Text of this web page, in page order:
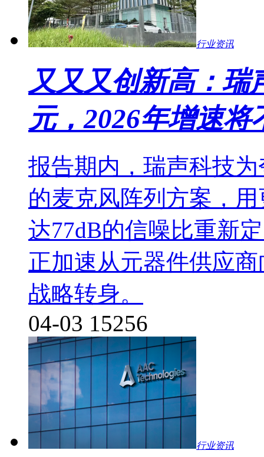
行业资讯
又又又创新高：瑞
元，2026年增速将
报告期内，瑞声科技
的麦克风阵列方案，
达77dB的信噪比重新
正加速从元器件供应
战略转身。
04-03 15256
行业资讯